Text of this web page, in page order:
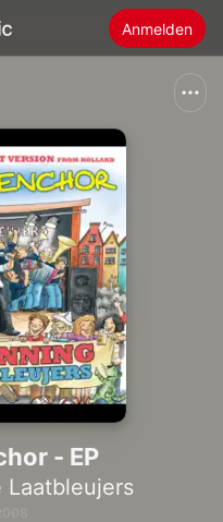
Anmelden
- EP
Laatbleujers